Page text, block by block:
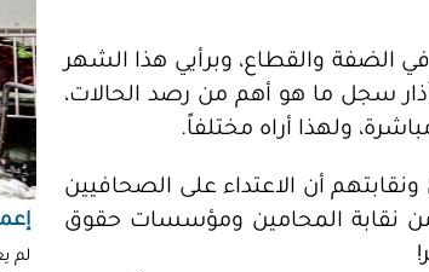
في الضفة والقطاع، وبرأيي هذا الشهر
سجل ما هو أهم من رصد الحالات،
ولهذا أراه مختلفاً.
أن الاعتداء على الصحافيين
نقابة المحامين ومؤسسات حقوق
لم